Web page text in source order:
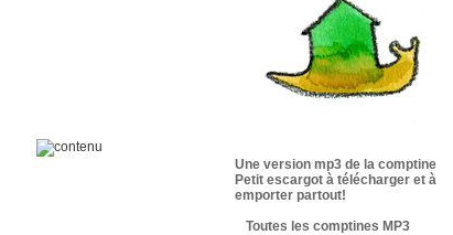
Une version mp3 de la comptine
Petit escargot à télécharger et à
emporter partout!
Toutes les comptines MP3